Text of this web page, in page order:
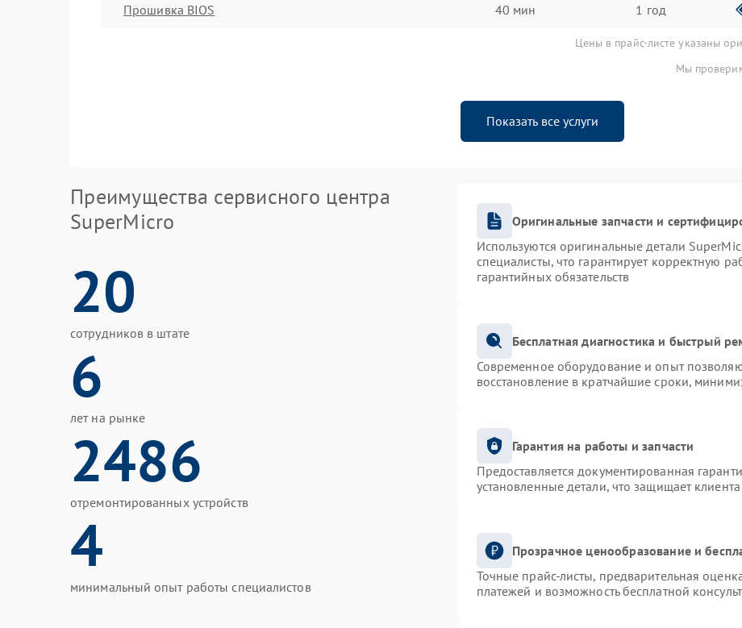
Прошивка BIOS 40 мин 1 год
Цены в прайс-листе указаны
Мы
Показать все услуги
Преимущества сервисного центра
SuperMicro
20
сотрудников в штате
6
лет на рынке
2486
отремонтированных устройств
4
минимальный опыт работы специалистов
Оригинальные запчасти и
Используются оригинальные детали
специалисты, что гарантирует корректную
гарантийных обязательств
Бесплатная диагностика и быстрый
Современное оборудование и опыт
восстановление в кратчайшие сроки,
Гарантия на работы и запчасти
Предоставляется документированная
установленные детали, что защищает
Прозрачное ценообразование и
Точные прайс-листы, предварительная
платежей и возможность бесплатной